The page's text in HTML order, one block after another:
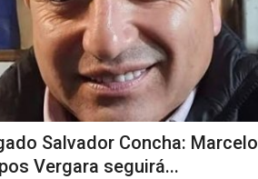
Salvador Concha: Marcelo
Vergara seguirá...